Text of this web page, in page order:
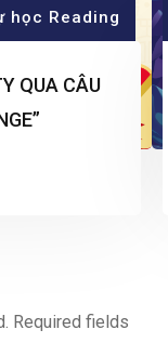
học Reading
QUA CÂU
Required fields